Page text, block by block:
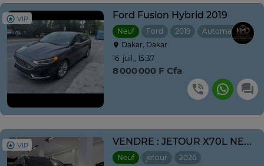
VIP Ford Fusion Hybrid 2019
Neuf Ford 2019
Automatique
Dakar, Dakar
16. juil., 15:37
8 000 000 F Cfa
VIP VENDRE : JETOUR X70L NEUF NOUVEAU MODÈLE ANNE 2026
Neuf jetour 2026